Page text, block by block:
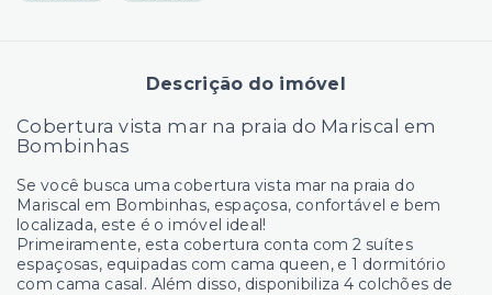
Descrição do imóvel
Cobertura vista mar na praia do Mariscal em
Bombinhas
Se você busca uma cobertura vista mar na praia do
Mariscal em Bombinhas, espaçosa, confortável e bem
localizada, este é o imóvel ideal!
Primeiramente, esta cobertura conta com 2 suítes
espaçosas, equipadas com cama queen, e 1 dormitório
com cama casal. Além disso, disponibiliza 4 colchões de